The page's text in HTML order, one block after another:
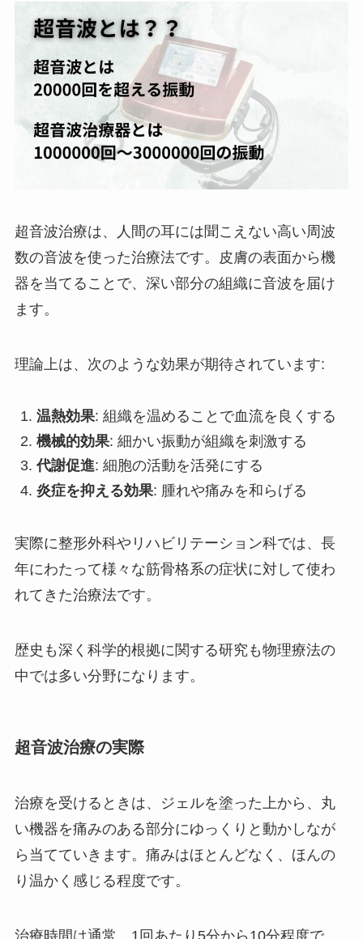
超音波治療は、人間の耳には聞こえない高い周波
数の音波を使った治療法です。皮膚の表面から機
器を当てることで、深い部分の組織に音波を届け
ます。
理論上は、次のような効果が期待されています:
温熱効果: 組織を温めることで血流を良くする
機械的効果: 細かい振動が組織を刺激する
代謝促進: 細胞の活動を活発にする
炎症を抑える効果: 腫れや痛みを和らげる
実際に整形外科やリハビリテーション科では、長
年にわたって様々な筋骨格系の症状に対して使わ
れてきた治療法です。
歴史も深く科学的根拠に関する研究も物理療法の
中では多い分野になります。
超音波治療の実際
治療を受けるときは、ジェルを塗った上から、丸
い機器を痛みのある部分にゆっくりと動かしなが
ら当てていきます。痛みはほとんどなく、ほんの
り温かく感じる程度です。
治療時間は通常、1回あたり5分から10分程度で、